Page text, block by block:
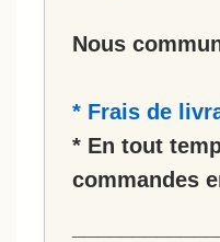
Nous
* Frais de
* En tout
commandes